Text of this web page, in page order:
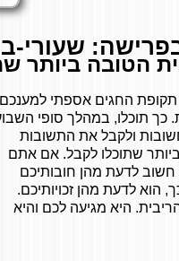
שעורי-
הטובה ביותר
החגים אספתי למענכם
כך תוכלו, במהלך סופי
ולקבל את התשובות
ביותר שתוכלו לקבל. אם אתם
לדעת מהן חובותיכם
לדעת מהן זכויותיכם.
היא מגיעה לכם והיא